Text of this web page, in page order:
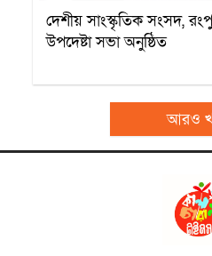
দেশীয় সাংস্কৃতিক সংসদ,
উপদেষ্টা সভা অনুষ্ঠিত
আরও